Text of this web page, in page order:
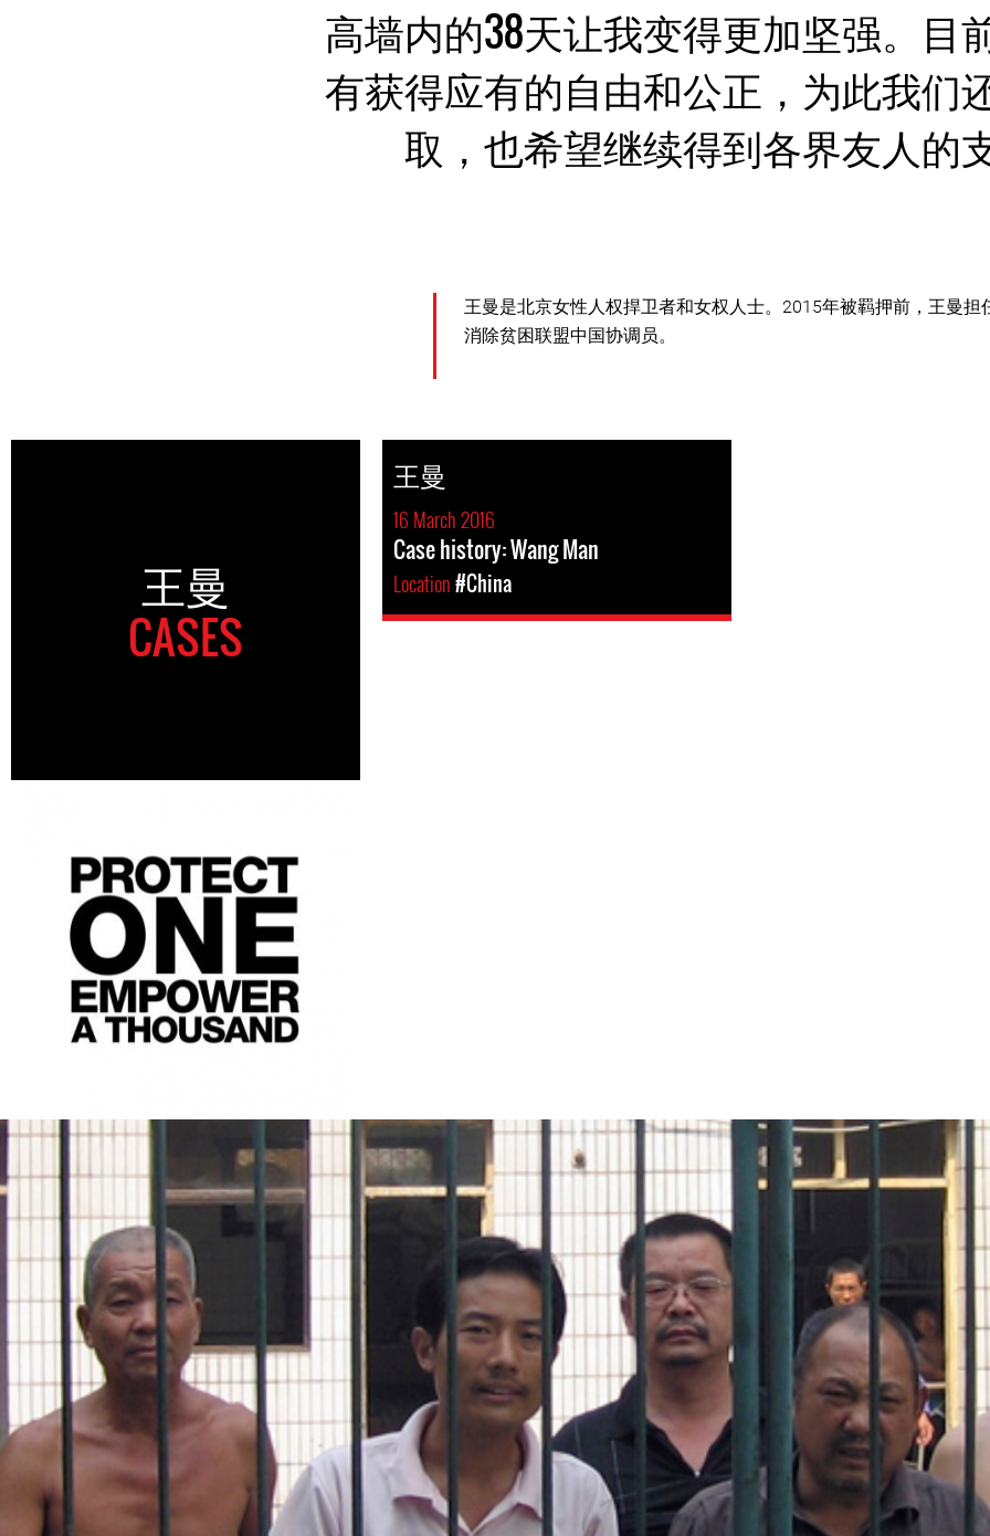
高墙内的38天让我变得更加坚强。目
有获得应有的自由和公正，为此我们
取，也希望继续得到各界友人的
王曼是北京女性人权捍卫者和女权人士。2015年被羁押前，王曼担
消除贫困联盟中国协调员。
王曼
CASES
王曼
16 March 2016
Case history: Wang Man
Location#China
#china-
general-
context